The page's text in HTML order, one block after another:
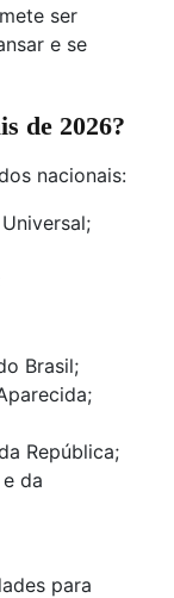
ser
e se
de 2026?
nacionais:
Brasil;
República;
da
para